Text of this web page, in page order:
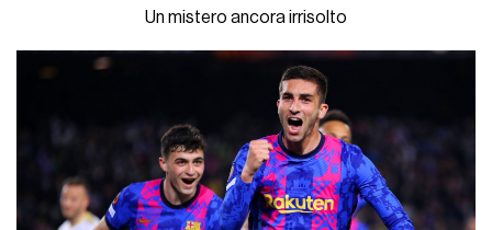
Un mistero ancora irrisolto